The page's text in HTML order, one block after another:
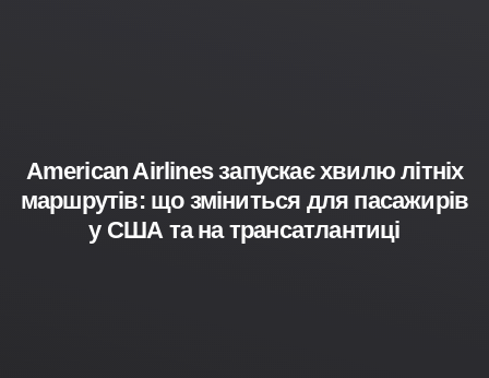
American Airlines запускає хвилю літніх
маршрутів: що зміниться для пасажирів
у США та на трансатлантиці